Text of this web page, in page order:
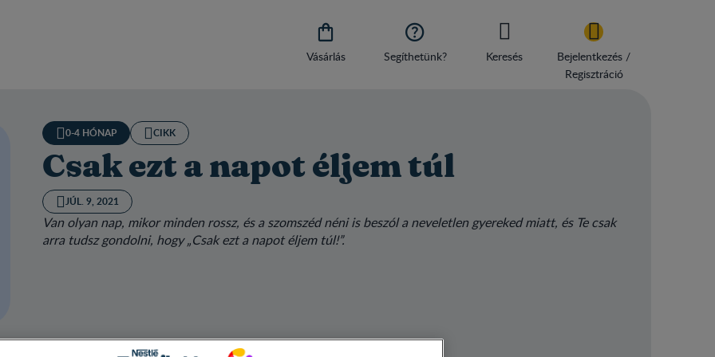

Vásárlás

Segíthetünk? Keresés
Bejelentkezés /
Regisztráció
0-4 HÓNAP CIKK
Csak ezt a napot éljem túl
JÚL. 9, 2021
Van olyan nap, mikor minden rossz, és a szomszéd néni is beszól a neveletlen gyereked miatt, és Te csak
arra tudsz gondolni, hogy „Csak ezt a napot éljem túl!”.